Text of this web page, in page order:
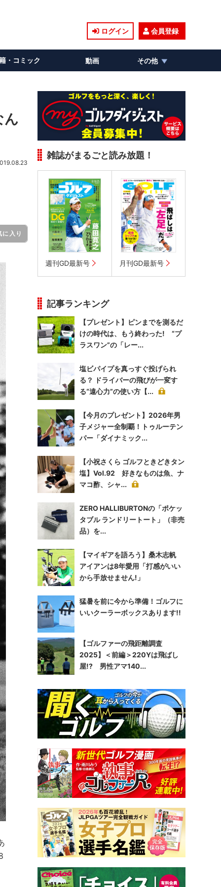
ログイン 会員登録
・コミック 動画 その他
ん
に入り
雑誌がまるごと読み放題！
週刊GD最新号 月刊GD最新号
記事ランキング
【プレゼント】ピンまでを測るだ
けの時代は、もう終わった! “プ
ラスワン”の「レー...
塩ビパイプを真っすぐ投げられ
る？ ドライバーの飛びが一変す
る“遠心力”の使い方【...
【今月のプレゼント】2026年男
子メジャー全制覇！トゥルーテン
パー「ダイナミック...
【小祝さくら ゴルフときどきタン
塩】Vol.92 好きなものは魚、ナ
マコ酢、シャ...
ZERO HALLIBURTONの「ポケッ
タブル ランドリートート」（非売
品）を...
【マイギアを語ろう】桑木志帆
アイアンは8年愛用「打感がいい
から手放せません!」
猛暑を前に今から準備！ゴルフに
いいクーラーボックスあります!!
【ゴルファーの飛距離調査
2025】＜前編＞220Yは飛ばし
屋!? 男性アマ140...